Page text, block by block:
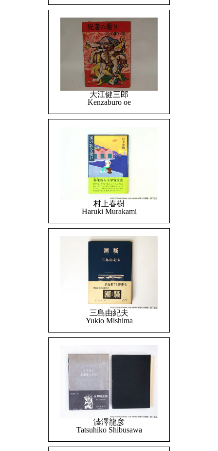
大江健三郎
Kenzaburo oe
村上春樹
Haruki Murakami
三島由紀夫
Yukio Mishima
澁澤龍彦
Tatsuhiko Shibusawa